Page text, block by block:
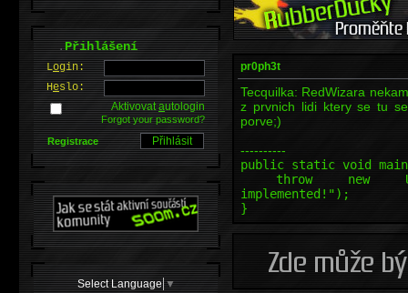
pr0ph3t
Tecquilka: RedWizara
z prvnich lidi ktery se tu
porve;)
----------
public static void
throw new
implemented!");
}
.Přihlášení
Login:
Heslo:
Aktivovatautologin
Forgot your password?
Registrace
Select Language ▼